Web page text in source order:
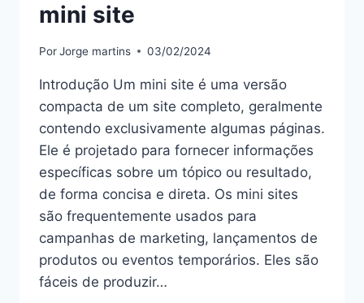
mini site
PorJorge martins 03/02/2024
Introdução Um mini site é uma versão
compacta de um site completo, geralmente
contendo exclusivamente algumas páginas.
Ele é projetado para fornecer informações
específicas sobre um tópico ou resultado,
de forma concisa e direta. Os mini sites
são frequentemente usados para
campanhas de marketing, lançamentos de
produtos ou eventos temporários. Eles são
fáceis de produzir…